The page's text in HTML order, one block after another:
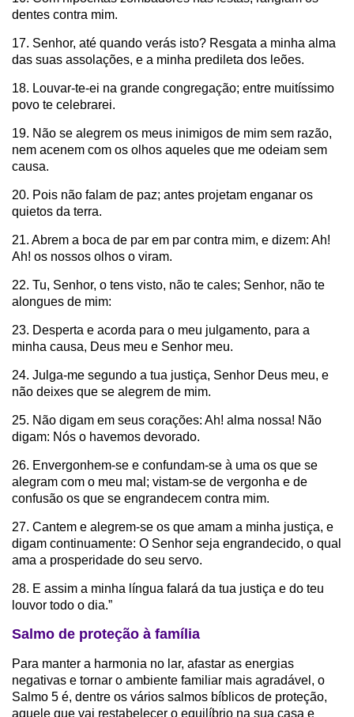
dentes contra mim.
17. Senhor, até quando verás isto? Resgata a minha alma
das suas assolações, e a minha predileta dos leões.
18. Louvar-te-ei na grande congregação; entre muitíssimo
povo te celebrarei.
19. Não se alegrem os meus inimigos de mim sem razão,
nem acenem com os olhos aqueles que me odeiam sem
causa.
20. Pois não falam de paz; antes projetam enganar os
quietos da terra.
21. Abrem a boca de par em par contra mim, e dizem: Ah!
Ah! os nossos olhos o viram.
22. Tu, Senhor, o tens visto, não te cales; Senhor, não te
alongues de mim:
23. Desperta e acorda para o meu julgamento, para a
minha causa, Deus meu e Senhor meu.
24. Julga-me segundo a tua justiça, Senhor Deus meu, e
não deixes que se alegrem de mim.
25. Não digam em seus corações: Ah! alma nossa! Não
digam: Nós o havemos devorado.
26. Envergonhem-se e confundam-se à uma os que se
alegram com o meu mal; vistam-se de vergonha e de
confusão os que se engrandecem contra mim.
27. Cantem e alegrem-se os que amam a minha justiça, e
digam continuamente: O Senhor seja engrandecido, o qual
ama a prosperidade do seu servo.
28. E assim a minha língua falará da tua justiça e do teu
louvor todo o dia.”
Salmo de proteção à família
Para manter a harmonia no lar, afastar as energias
negativas e tornar o ambiente familiar mais agradável, o
Salmo 5 é, dentre os vários salmos bíblicos de proteção,
aquele que vai restabelecer o equilíbrio na sua casa e